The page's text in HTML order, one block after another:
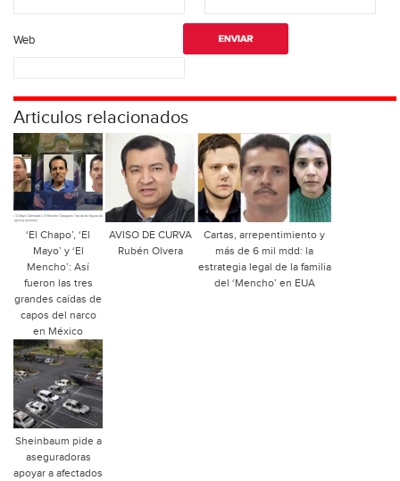
Web
Articulos relacionados
‘El Chapo’, ‘El
Mayo’ y ‘El
Mencho’: Así
fueron las tres
grandes caídas de
capos del narco
en México
AVISO DE CURVA
Rubén Olvera
Cartas, arrepentimiento y
más de 6 mil mdd: la
estrategia legal de la familia
del ‘Mencho’ en EUA
Sheinbaum pide a
aseguradoras
apoyar a afectados